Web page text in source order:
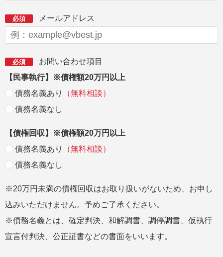
必須 メールアドレス
必須
お問い合わせ項目
【民事執行】※債権額20万円以上
債務名義あり
（無料相談）
債務名義なし
【債権回収】※債権額20万円以上
債務名義あり
（無料相談）
債務名義なし
※20万円未満の債権回収はお取り扱いがないため、お申し
込みいただけません。予めご了承ください。
※債務名義とは、確定判決、和解調書、調停調書、仮執行
宣言付判決、公正証書などの書面をいいます。